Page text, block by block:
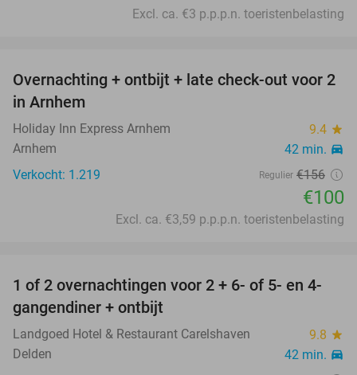
Excl. ca. €3 p.p.p.n. toeristenbelasting
36%
Overnachting + ontbijt + late check-out voor 2
in Arnhem
Holiday Inn Express Arnhem 9.4 star
Arnhem 42 min. directions_car
Verkocht: 1.219 Regulier €156
€100
Excl. ca. €3,59 p.p.p.n. toeristenbelasting
31%
1 of 2 overnachtingen voor 2 + 6- of 5- en 4-
gangendiner + ontbijt
Landgoed Hotel & Restaurant Carelshaven 9.8 star
Delden 42 min. directions_car